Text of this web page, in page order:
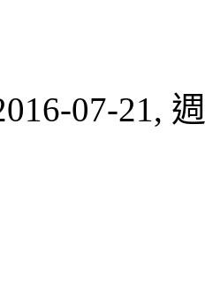
07-21,